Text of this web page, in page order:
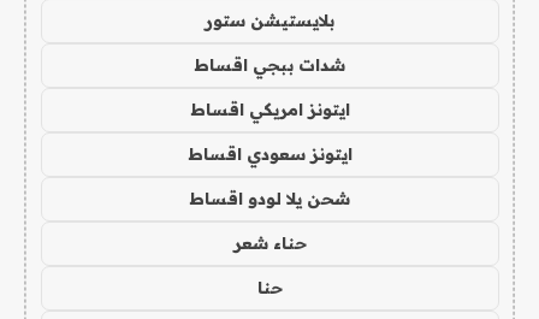
بلايستيشن ستور
شدات ببجي اقساط
ايتونز امريكي اقساط
ايتونز سعودي اقساط
شحن يلا لودو اقساط
حناء شعر
حنا